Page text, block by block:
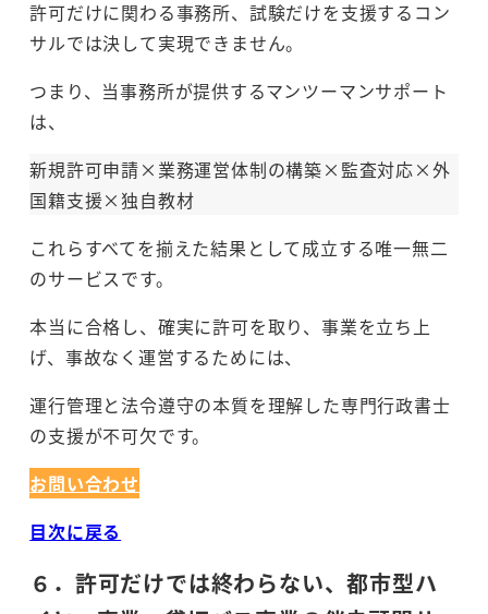
許可だけに関わる事務所、試験だけを支援するコン
サルでは決して実現できません。
つまり、当事務所が提供するマンツーマンサポート
は、
新規許可申請×業務運営体制の構築×監査対応×外
国籍支援×独自教材
これらすべてを揃えた結果として成立する唯一無二
のサービスです。
本当に合格し、確実に許可を取り、事業を立ち上
げ、事故なく運営するためには、
運行管理と法令遵守の本質を理解した専門行政書士
の支援が不可欠です。
お問い合わせ
目次に戻る
６．許可だけでは終わらない、都市型ハ